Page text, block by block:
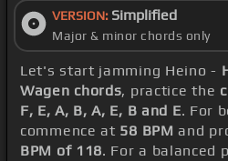
VERSION: Simplified
Major & minor chords only
Let's start jamming Heino -
Wagen chords, practice the
F, E, A, B, A, E, B and E. For
commence at 58 BPM and
BPM of 118. For a balanced